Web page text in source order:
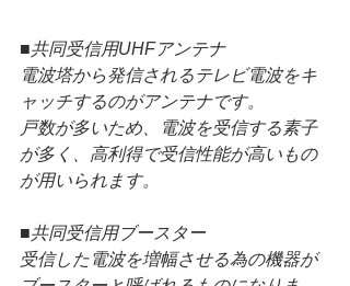
■共同受信用UHFアンテナ
電波塔から発信されるテレビ電波をキ
ャッチするのがアンテナです。
戸数が多いため、電波を受信する素子
が多く、高利得で受信性能が高いもの
が用いられます。
■共同受信用ブースター
受信した電波を増幅させる為の機器が